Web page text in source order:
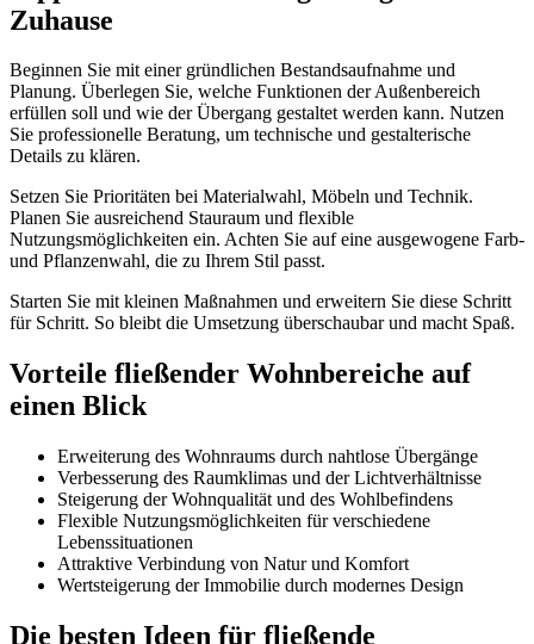
Zuhause
Beginnen Sie mit einer gründlichen Bestandsaufnahme und
Planung. Überlegen Sie, welche Funktionen der Außenbereich
erfüllen soll und wie der Übergang gestaltet werden kann. Nutzen
Sie professionelle Beratung, um technische und gestalterische
Details zu klären.
Setzen Sie Prioritäten bei Materialwahl, Möbeln und Technik.
Planen Sie ausreichend Stauraum und flexible
Nutzungsmöglichkeiten ein. Achten Sie auf eine ausgewogene Farb-
und Pflanzenwahl, die zu Ihrem Stil passt.
Starten Sie mit kleinen Maßnahmen und erweitern Sie diese Schritt
für Schritt. So bleibt die Umsetzung überschaubar und macht Spaß.
Vorteile fließender Wohnbereiche auf
einen Blick
Erweiterung des Wohnraums durch nahtlose Übergänge
Verbesserung des Raumklimas und der Lichtverhältnisse
Steigerung der Wohnqualität und des Wohlbefindens
Flexible Nutzungsmöglichkeiten für verschiedene
Lebenssituationen
Attraktive Verbindung von Natur und Komfort
Wertsteigerung der Immobilie durch modernes Design
Die besten Ideen für fließende